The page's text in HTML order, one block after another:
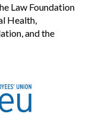
Law Foundation
Health,
and the